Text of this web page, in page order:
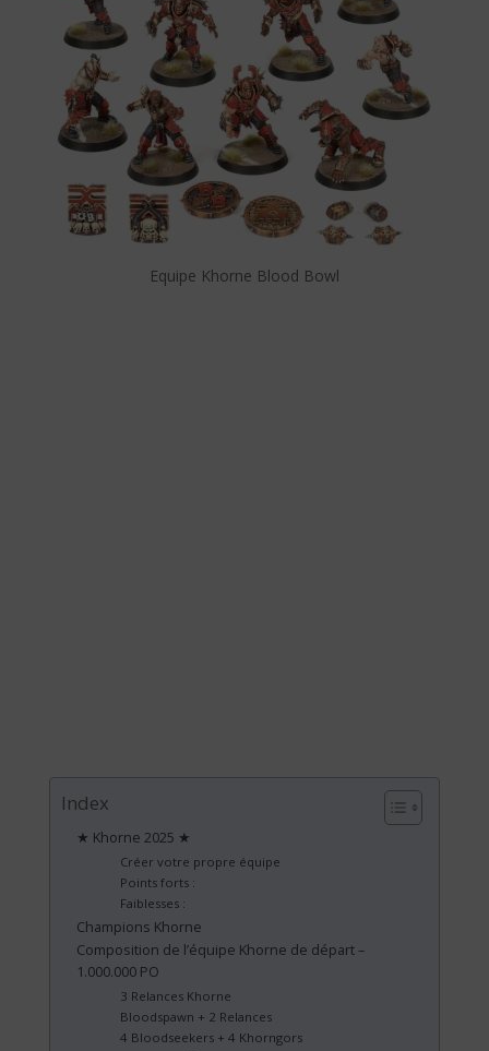
Equipe Khorne Blood Bowl
Index
★ Khorne 2025 ★
Créer votre propre équipe
Points forts :
Faiblesses :
Champions Khorne
Composition de l’équipe Khorne de départ –
1.000.000 PO
3 Relances Khorne
Bloodspawn + 2 Relances
4 Bloodseekers + 4 Khorngors